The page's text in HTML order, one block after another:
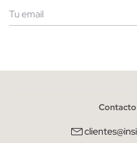
He leído y entiendo lapolítica
Contacto